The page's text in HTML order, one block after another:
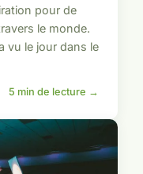
pour de
le monde.
vu le jour dans le
5 min de lecture →